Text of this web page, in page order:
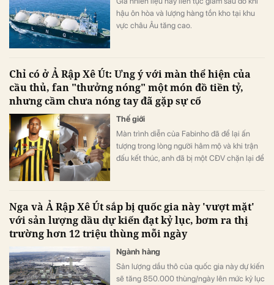
hậu ôn hòa và lượng hàng tồn kho tại khu
vực châu Âu tăng cao.
Chỉ có ở Ả Rập Xê Út: Ưng ý với màn thể hiện của
cầu thủ, fan "thưởng nóng" một món đồ tiền tỷ,
nhưng cầm chưa nóng tay đã gặp sự cố
Thế giới
Màn trình diễn của Fabinho đã để lại ấn
tượng trong lòng người hâm mộ và khi trận
đấu kết thúc, anh đã bị một CĐV chặn lại để
Nga và Ả Rập Xê Út sắp bị quốc gia này 'vượt mặt'
với sản lượng dầu dự kiến đạt kỷ lục, bơm ra thị
trường hơn 12 triệu thùng mỗi ngày
Ngành hàng
Sản lượng dầu thô của quốc gia này dự kiến
​​sẽ tăng 850.000 thùng/ngày lên mức kỷ lục